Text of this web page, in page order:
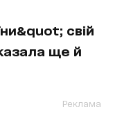
свій
ще й
Реклама